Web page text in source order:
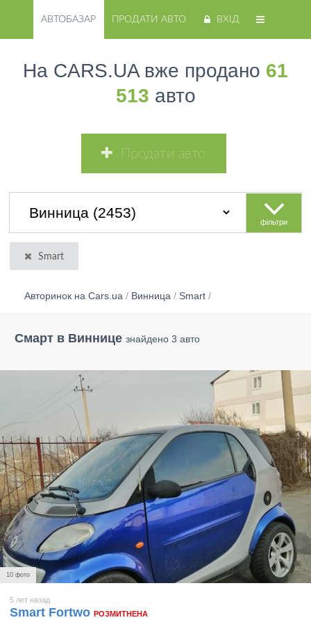
АВТОБАЗАР ПРОДАТИ АВТО ВХІД
На CARS.UA вже продано 61
513 авто
Продати авто
фільтри
Smart
Авторинок на Cars.ua / Винница / Smart /
Смарт в Виннице знайдено 3 авто
10 фото
5 лет назад
Smart Fortwo РОЗМИТНЕНА